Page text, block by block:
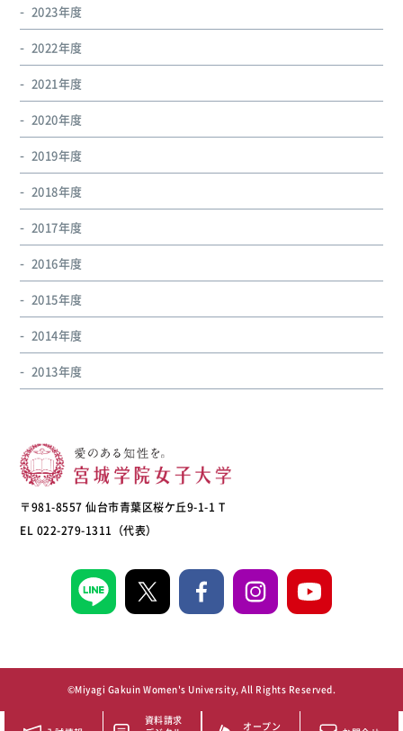
2023年度
2022年度
2021年度
2020年度
2019年度
2018年度
2017年度
2016年度
2015年度
2014年度
2013年度
〒981-8557 仙台市青葉区桜ケ丘9-1-1 T
EL 022-279-1311（代表）
©Miyagi Gakuin Women's University, All Rights Reserved.
資料請求
オープン